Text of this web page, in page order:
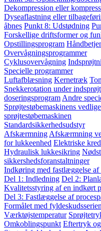
Dekompression eller
Dyseaflastning eller
åbnes Punkt 8: Udstødning
Forskellige driftsformer og
Opstillingsprogram
Overvågningsprogrammer
Cyklusovervågning
Specielle programmer
Luftafblæsning Kernetræk
Snekkerotation under
doseringsprogram Andre
Sprøjtestøbemaskinens
sprøjtestøbemaskinen
Standardsikkerhedsudstyr
Afskærmning Afskærmning
for lukkeenhed Elektriske
Hydraulisk lukkesikring
sikkershedsforanstaltninger
Indkøring med fastlæggelse af
Del 1: Indledning Del 2:
Kvalitetsstyring af en indkørt
Del 3: Fastlæggelse af
Formålet med fyldeskudsserien
Værktøjstemperatur
Omkoblingspunkt Eftertryk